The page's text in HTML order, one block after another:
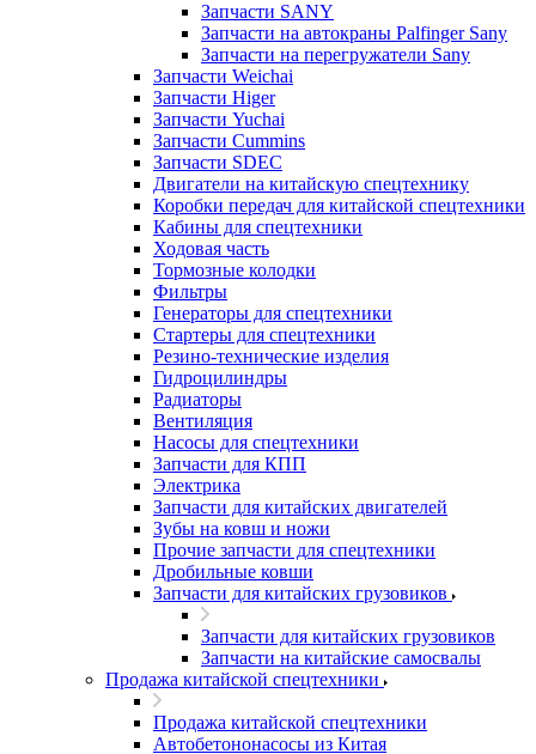
Запчасти SANY
Запчасти на автокраны Palfinger Sany
Запчасти на перегружатели Sany
Запчасти Weichai
Запчасти Higer
Запчасти Yuchai
Запчасти Cummins
Запчасти SDEC
Двигатели на китайскую спецтехнику
Коробки передач для китайской спецтехники
Кабины для спецтехники
Ходовая часть
Тормозные колодки
Фильтры
Генераторы для спецтехники
Стартеры для спецтехники
Резино-технические изделия
Гидроцилиндры
Радиаторы
Вентиляция
Насосы для спецтехники
Запчасти для КПП
Электрика
Запчасти для китайских двигателей
Зубы на ковш и ножи
Прочие запчасти для спецтехники
Дробильные ковши
Запчасти для китайских грузовиков
Запчасти для китайских грузовиков
Запчасти на китайские самосвалы
Продажа китайской спецтехники
Продажа китайской спецтехники
Автобетононасосы из Китая